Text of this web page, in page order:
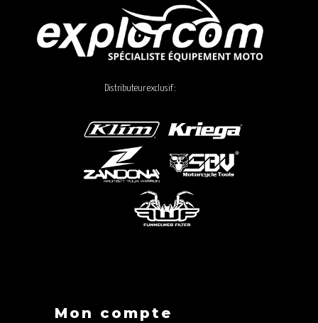
Distributeur exclusif :
Mon compte